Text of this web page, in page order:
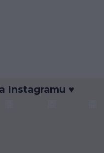
Instagramu ♥